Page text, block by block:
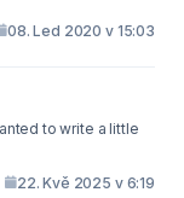
08. Led 2020 v 15:03
to write a little
22. Kvě 2025 v 6:19